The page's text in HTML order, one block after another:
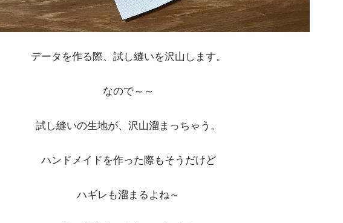
データを作る際、試し縫いを沢山します。
なので～～
試し縫いの生地が、沢山溜まっちゃう。
ハンドメイドを作った際もそうだけど
ハギレも溜まるよね～